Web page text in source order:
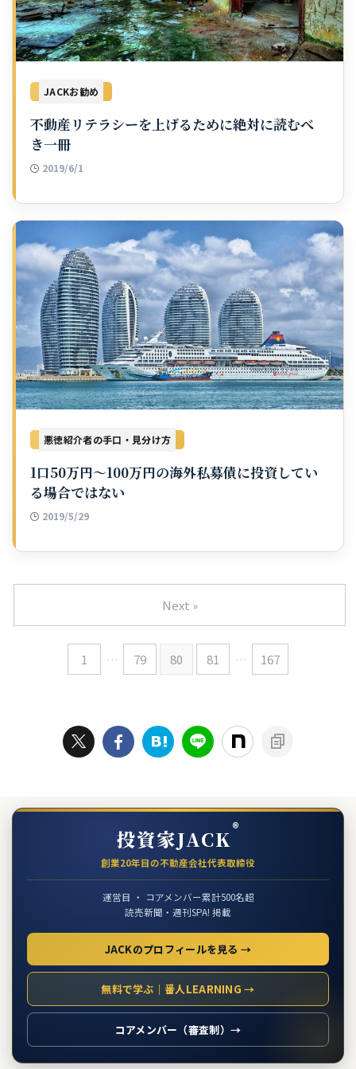
不動産リテラシーを上げるために絶対に読むべ
き一冊
2019/6/1
JACKお勧め
1口50万円〜100万円の海外私募債に投資してい
る場合ではない
2019/5/29
悪徳紹介者の手口・見分け方
1 … 79 80 81 … 167
Next »
投資家JACK®
創業20年目の不動産会社代表取締役
運営目 ・ コアメンバー累計500名超
読売新聞・週刊SPA! 掲載
JACKのプロフィールを見る →
無料で学ぶ｜番人LEARNING →
コアメンバー（審査制）→